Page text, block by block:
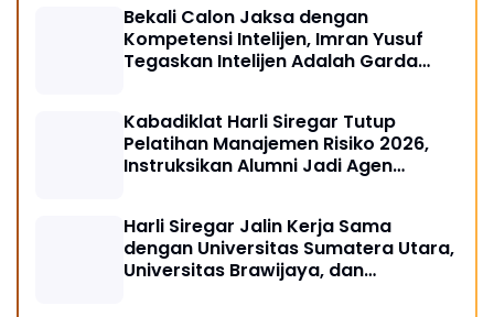
Bekali Calon Jaksa dengan
Kompetensi Intelijen, Imran Yusuf
Tegaskan Intelijen Adalah Garda
Kabadiklat Harli Siregar Tutup
Pelatihan Manajemen Risiko 2026,
Instruksikan Alumni Jadi Agen
Harli Siregar Jalin Kerja Sama
dengan Universitas Sumatera Utara,
Universitas Brawijaya, dan